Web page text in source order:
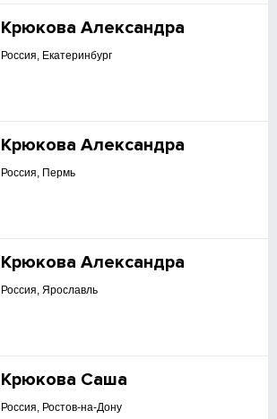
Крюкова Александра
Россия, Екатеринбург
Крюкова Александра
Россия, Пермь
Крюкова Александра
Россия, Ярославль
Крюкова Саша
Россия, Ростов-на-Дону